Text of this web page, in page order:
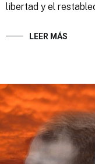
libertad y el
LEER MÁS